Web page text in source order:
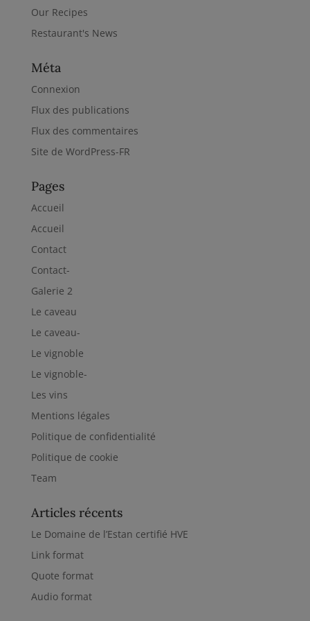
Our Recipes
Restaurant's News
Méta
Connexion
Flux des publications
Flux des commentaires
Site de WordPress-FR
Pages
Accueil
Accueil
Contact
Contact-
Galerie 2
Le caveau
Le caveau-
Le vignoble
Le vignoble-
Les vins
Mentions légales
Politique de confidentialité
Politique de cookie
Team
Articles récents
Le Domaine de l’Estan certifié HVE
Link format
Quote format
Audio format